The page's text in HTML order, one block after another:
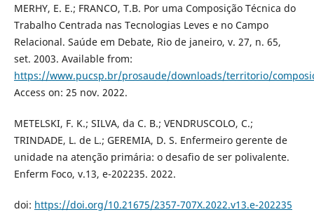
MERHY, E. E.; FRANCO, T.B. Por uma Composição Técnica do
Trabalho Centrada nas Tecnologias Leves e no Campo
Relacional. Saúde em Debate, Rio de janeiro, v. 27, n. 65,
set. 2003. Available from:
https://www.pucsp.br/prosaude/downloads/territorio/
Access on: 25 nov. 2022.
METELSKI, F. K.; SILVA, da C. B.; VENDRUSCOLO, C.;
TRINDADE, L. de L.; GEREMIA, D. S. Enfermeiro gerente de
unidade na atenção primária: o desafio de ser polivalente.
Enferm Foco, v.13, e-202235. 2022.
doi: https://doi.org/10.21675/2357-707X.2022.v13.e-202235